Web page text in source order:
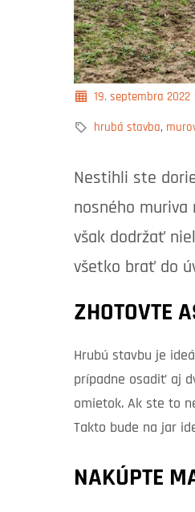
19. septembra 2022
hrubá stavba,
Nestihli ste
nosného muriva
však dodržať
všetko brať do
ZHOTOVTE
Hrubú stavbu je
prípadne osadiť aj
omietok. Ak ste to
Takto bude na jar
NAKÚPTE